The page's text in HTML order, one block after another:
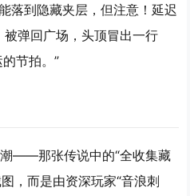
落到隐藏夹层，但注意！延迟
弹回广场，头顶冒出一行
节拍。”
——那张传说中的“全收集藏
，而是由资深玩家“音浪刺